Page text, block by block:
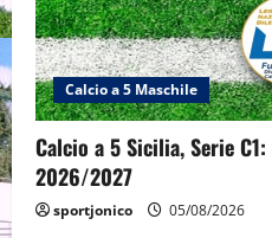
Calcio a 5 Maschile
Calcio a 5 Sicilia, Serie
2026/2027
sportjonico 05/08/2026